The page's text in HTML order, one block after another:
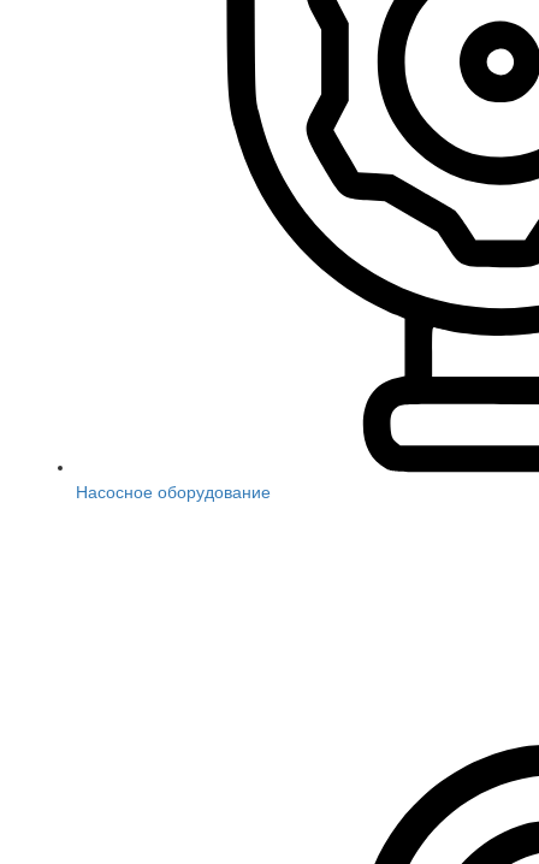
Насосное оборудование